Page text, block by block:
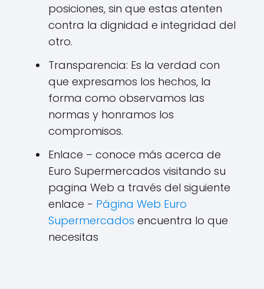
posiciones, sin que estas atenten
contra la dignidad e integridad del
otro.
Transparencia: Es la verdad con
que expresamos los hechos, la
forma como observamos las
normas y honramos los
compromisos.
Enlace – conoce más acerca de
Euro Supermercados visitando su
pagina Web a través del siguiente
enlace - Página Web Euro
Supermercados encuentra lo que
necesitas